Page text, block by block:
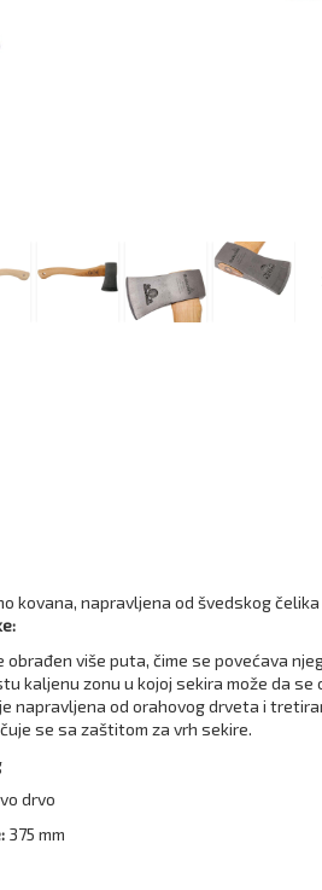
kovana, napravljena od švedskog
obrađen više puta, čime se povećava
kaljenu zonu u kojoj sekira može da
napravljena od orahovog drveta i
se sa zaštitom za vrh sekire.
drvo
375 mm